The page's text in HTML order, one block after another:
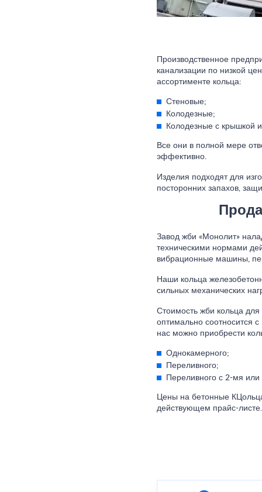
Производственное
канализации по низкой
ассортименте кольца:
Стеновые;
Колодезные;
Колодезные с крышкой
Все они в полной мере
эффективно.
Изделия подходят для
посторонних запахов,
Завод жби «Монолит»
техническими нормами
вибрационные машины,
Наши кольца
сильных механических
Стоимость жби кольца для
оптимально соотносится
нас можно приобрести
Однокамерного;
Переливного;
Переливного с 2-мя
Цены на бетонные
действующем прайс-листе.